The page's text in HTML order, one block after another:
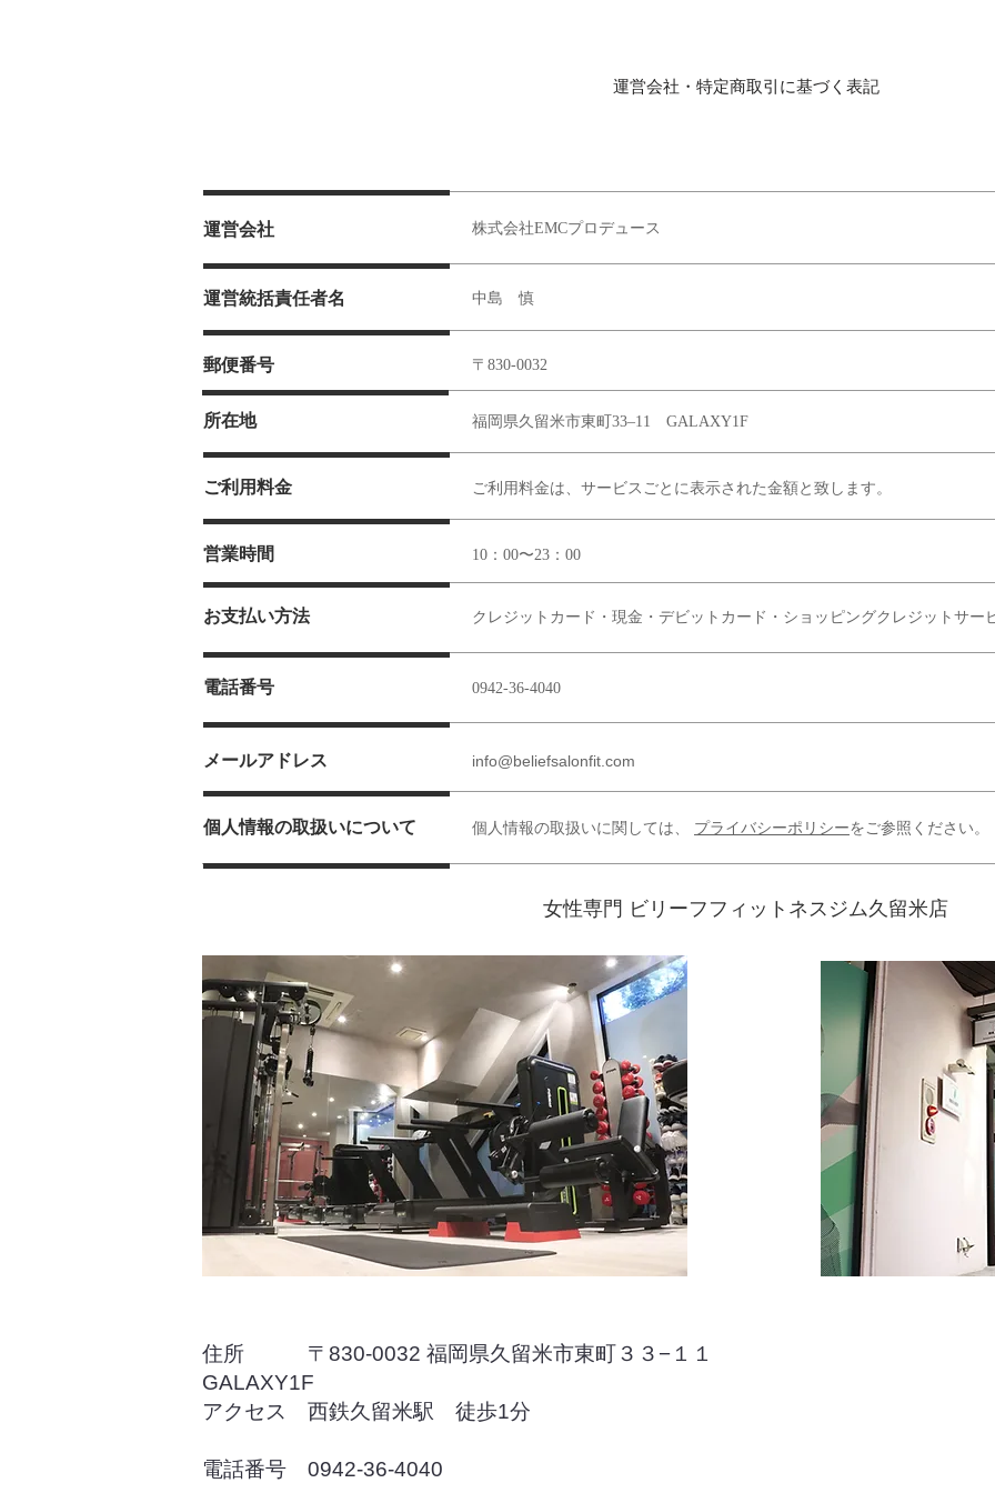
運営会社・特定商取引に基づく表記
​運営会社 ​株式会社EMCプロデュース
運営統括責任者名 ​中島 慎
郵便番号 〒830-0032
所在地 福岡県久留米市東町33–11 GALAXY1F
​ご利用料金 ご利用料金は、サービスごとに表示された金額と致します。
​営業時間 ​10：00〜23：00
お支払い方法 クレジットカード・現金・デビットカード・ショッピングクレジットサー
電話番号 0942-36-4040
メールアドレス info@beliefsalonfit.com
個人情報の取扱いについて 個人情報の取扱いに関しては、 プライバシーポリシーをご参照ください。
女性専門 ビリーフフィットネスジム久留米店
住所 〒830-0032 福岡県久留米市東町３３−１１
GALAXY1F
アクセス 西鉄久留米駅 徒歩1分
電話番号 0942-36-4040